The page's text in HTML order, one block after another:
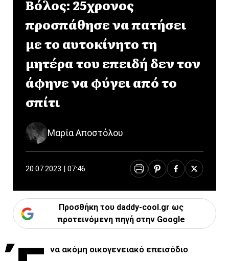
Βόλος: 25χρονος
προσπάθησε να πατήσει
με το αυτοκίνητο τη
μητέρα του επειδή δεν τον
άφηνε να φύγει από το
σπίτι
Μαρία Αποστόλου
20.07.2023 | 07:46
Προσθήκη του daddy-cool.gr ως
προτεινόμενη πηγή στην Google
να ακόμη οικογενειακό επεισόδιο